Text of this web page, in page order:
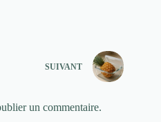
SUIVANT
un commentaire.